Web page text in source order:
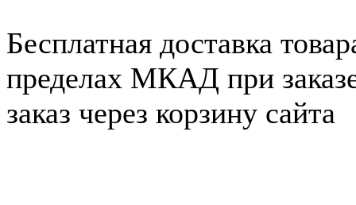
Бесплатная доставка
пределах МКАД при
заказ через корзину сайта